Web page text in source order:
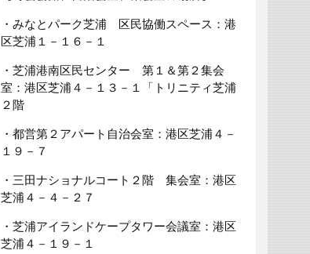
・みなとパーク芝浦 区民協働スペース：港
区芝浦１－１６－１
・芝浦港南区民センター 第１＆第２集会
室：港区芝浦４－１３－１「トリニティ芝浦
２階
・都営第２アパート自治会室：港区芝浦４－
１９－７
・三田ナショナルコート２階 集会室：港区
芝浦４－４－２７
・芝浦アイランドケープタワー会議室：港区
芝浦４－１９－１